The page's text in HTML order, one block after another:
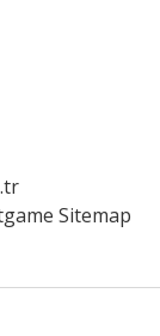
Sitemap